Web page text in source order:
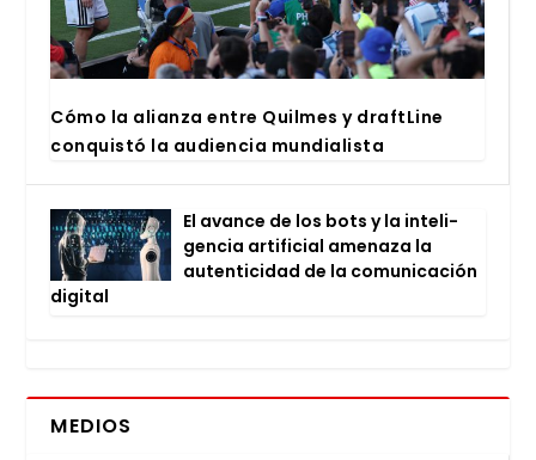
Cómo la alian­za entre Quil­mes y draftLi­ne
con­quis­tó la audien­cia mun­dia­lis­ta
El avan­ce de los bots y la inte­li­
gen­cia arti­fi­cial ame­na­za la
auten­ti­ci­dad de la comu­ni­ca­ción
digi­tal
MEDIOS